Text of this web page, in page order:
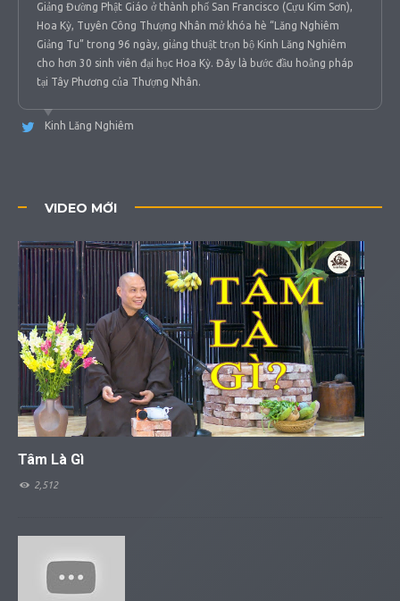
Kinh Lăng Nghiêm
Giảng Đường Phật Giáo ở thành phố San Francisco (Cựu Kim Sơn),
Hoa Kỳ, Tuyên Công Thượng Nhân mở khóa hè “Lăng Nghiêm
Giảng Tu” trong 96 ngày, giảng thuật trọn bộ Kinh Lăng Nghiêm
cho hơn 30 sinh viên đại học Hoa Kỳ. Đây là bước đầu hoằng pháp
tại Tây Phương của Thượng Nhân.
VIDEO MỚI
Tâm Là Gì
2,512